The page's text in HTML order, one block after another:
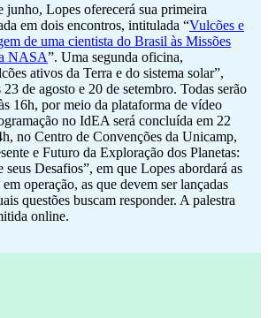
junho, Lopes oferecerá sua primeira
em dois encontros, intitulada “Vulcões e
de uma cientista do Brasil às Missões
NASA”. Uma segunda oficina,
ativos da Terra e do sistema solar”,
de agosto e 20 de setembro. Todas serão
16h, por meio da plataforma de vídeo
no IdEA será concluída em 22
no Centro de Convenções da Unicamp,
e Futuro da Exploração dos Planetas:
seus Desafios”, em que Lopes abordará as
operação, as que devem ser lançadas
questões buscam responder. A palestra
online.